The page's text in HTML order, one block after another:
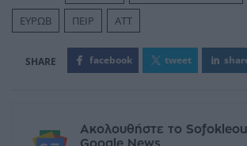
ΕΥΡΩΒ
ΠΕΙΡ ΑΤΤ
facebook tweet
Ακολουθήστε το